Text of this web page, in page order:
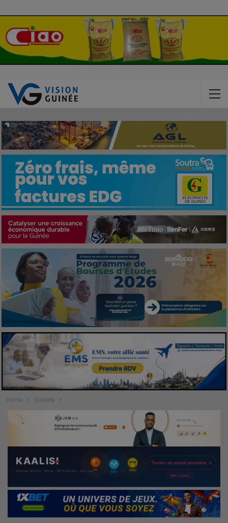
Home Société